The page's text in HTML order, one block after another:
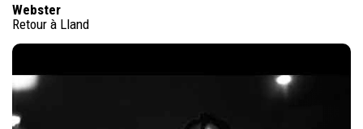
Webster
Retour à Lland